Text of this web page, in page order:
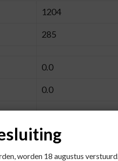
1204
285
0.0
0.0
55.9
worden 18 augustus verstuurd.